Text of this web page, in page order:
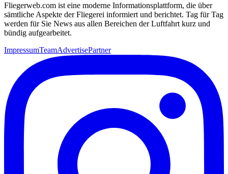
Fliegerweb.com ist eine moderne Informationsplattform, die über
sämtliche Aspekte der Fliegerei informiert und berichtet. Tag für Tag
werden für Sie News aus allen Bereichen der Luftfahrt kurz und
bündig aufgearbeitet.
ImpressumTeamAdvertisePartner